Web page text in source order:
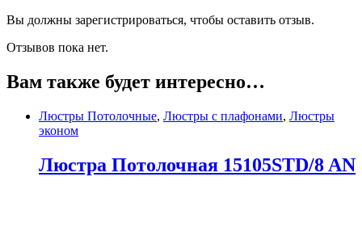
Вы должны зарегистрироваться, чтобы оставить отзыв.
Отзывов пока нет.
Вам также будет интересно…
Люстры Потолочные, Люстры с плафонами, Люстры
эконом
Люстра Потолочная 15105STD/8 AN